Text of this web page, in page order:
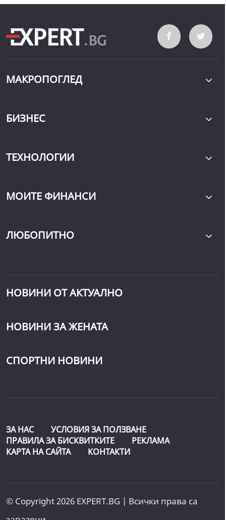
МАКРОПОГЛЕД
БИЗНЕС
ТЕХНОЛОГИИ
МОИТЕ ФИНАНСИ
ЛЮБОПИТНО
НОВИНИ ОТ АКТУАЛНО
НОВИНИ ЗА ЖЕНАТА
СПОРТНИ НОВИНИ
ЗА НАС
УСЛОВИЯ ЗА ПОЛЗВАНЕ
ПРАВИЛА ЗА БИСКВИТКИТЕ
РЕКЛАМА
КАРТА НА САЙТА
КОНТАКТИ
© Copyright 2026 EXPERT.BG | Всички права са